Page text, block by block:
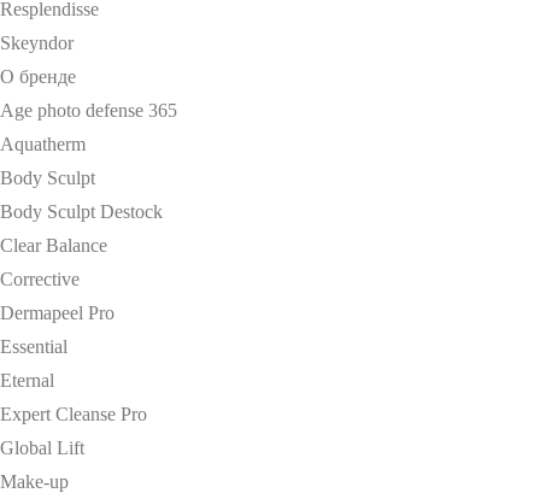
Resplendisse
Skeyndor
О бренде
Age photo defense 365
Aquatherm
Body Sculpt
Body Sculpt Destock
Clear Balance
Corrective
Dermapeel Pro
Essential
Eternal
Expert Cleanse Pro
Global Lift
Make-up